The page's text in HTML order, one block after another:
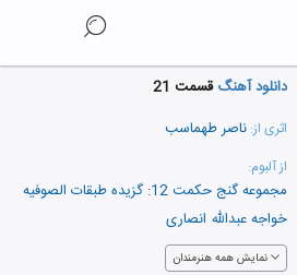
دانلود آهنگقسمت 21
اثری از: ناصر طهماسب
از آلبوم:
مجموعه گنج حکمت 12: گزیده طبقات الصوفیه
خواجه عبدالله انصاری
نمایش همه هنرمندان